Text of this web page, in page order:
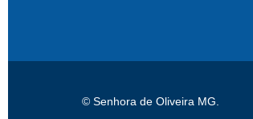
© Senhora de Oliveira MG.